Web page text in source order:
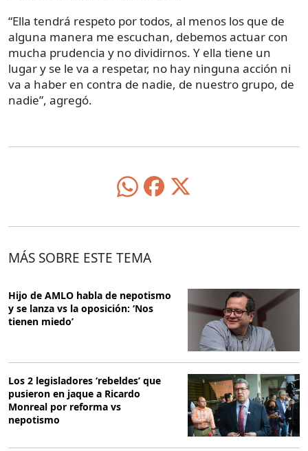
“Ella tendrá respeto por todos, al menos los que de
alguna manera me escuchan, debemos actuar con
mucha prudencia y no dividirnos. Y ella tiene un
lugar y se le va a respetar, no hay ninguna acción ni
va a haber en contra de nadie, de nuestro grupo, de
nadie”, agregó.
MÁS SOBRE ESTE TEMA
Hijo de AMLO habla de nepotismo
y se lanza vs la oposición: ‘Nos
tienen miedo’
Los 2 legisladores ‘rebeldes’ que
pusieron en jaque a Ricardo
Monreal por reforma vs
nepotismo